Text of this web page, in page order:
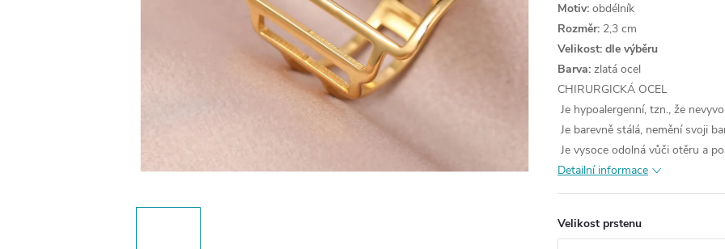
Motiv: obdélník
Rozměr: 2,3 cm
Velikost: dle výběru
Barva: zlatá ocel
CHIRURGICKÁ OCEL
Je hypoalergenní, tzn., že
Je barevně stálá, nemění svoji
Je vysoce odolná vůči otěru a
Detailní informace
Velikost prstenu